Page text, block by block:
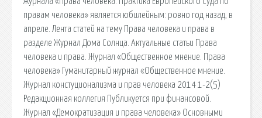
пра­вам человека» является юбилейным: ровно год назад, в
апреле. Лента статей на тему Права человека и права в
разделе Журнал Дома Солнца. Актуальные статьи Права
человека и права. Журнал «Общественное мнение. Права
человека» Гуманитарный журнал «Общественное мнение.
Журнал констуционализма и прав человека 2014 1-2(5)
Редакционная коллегия Публикуется при финансовой.
Журнал «Демократизация и права человека» Основными